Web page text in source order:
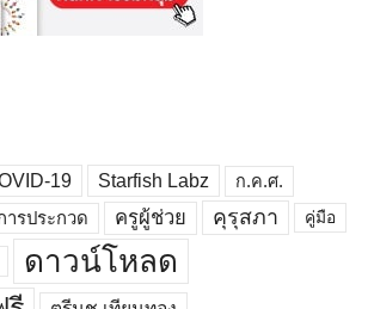
19 Starfish Labz ก.ค.ศ.
ารประกวด ครูผู้ช่วย คุรุสภา คู่มือ
ดาวน์โหลด